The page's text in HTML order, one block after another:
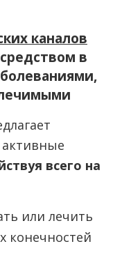
каналов
в
активные
всего на
или лечить
конечностей